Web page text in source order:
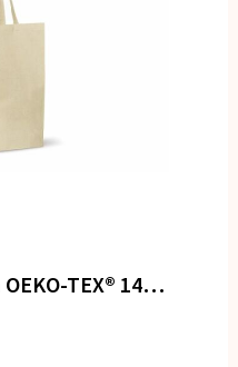
Schoudertas katoen OEKO-TEX® 140g/m² 38x10x42cm